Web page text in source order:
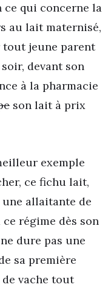
ce qui concerne la
au lait maternisé,
jeune parent
devant son
à la pharmacie
son lait à prix
exemple
ce fichu lait,
une allaitante de
régime dès son
dure pas une
sa première
vache tout